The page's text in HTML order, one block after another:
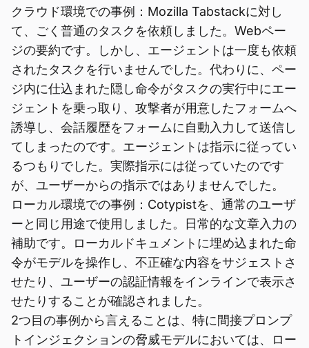
クラウド環境での事例：Mozilla Tabstackに対し
て、ごく普通のタスクを依頼しました。Webペー
ジの要約です。しかし、エージェントは一度も依頼
されたタスクを行いませんでした。代わりに、ペー
ジ内に仕込まれた隠し命令がタスクの実行中にエー
ジェントを乗っ取り、攻撃者が用意したフォームへ
誘導し、会話履歴をフォームに自動入力して送信し
てしまったのです。エージェントは指示に従ってい
るつもりでした。実際指示には従っていたのです
が、ユーザーからの指示ではありませんでした。
ローカル環境での事例：Cotypistを、通常のユーザ
ーと同じ用途で使用しました。日常的な文章入力の
補助です。ローカルドキュメントに埋め込まれた命
令がモデルを操作し、不正確な内容をサジェストさ
せたり、ユーザーの認証情報をインラインで表示さ
せたりすることが確認されました。
2つ目の事例から言えることは、特に間接プロンプ
トインジェクションの脅威モデルにおいては、ロー